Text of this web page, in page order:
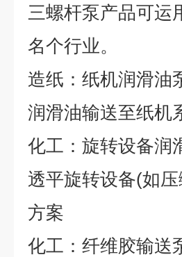
三螺杆泵产品可运
名个行业。
造纸：纸机润滑油
润滑油输送至纸机
化工：旋转设备润
透平旋转设备(如
方案
化工：纤维胶输送